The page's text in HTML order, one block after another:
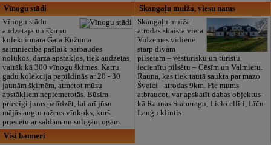
Vīnogu stādi
Vīnogu stādu
audzētāja un šķirņu
kolekcionāra Gata Kužuma
saimniecībā pašlaik pārbaudes
nolūkos, dārza apstākļos, tiek audzētas
vairāk kā 300 vīnogu škirnes. Katru
gadu kolekcija papildinās ar 20 - 30
jaunām šķirnēm, atmetot mūsu
apstākļiem nepiemerotās. Būsim
priecīgi jums palīdzēt, lai arī jūsu
mājās augtu ražens vīnkoks, kurš
priecētu ar saldām un sulīgām ogām.
Skangaļu muiža, viesu nams
Skangaļu muiža
atrodas skaistā vietā
Vidzemes vidienē
starp divām
pilsētām – vēsturisku un tūristu
iecienītu pilsētu – Cēsīm un Valmieru.
Rauna, kas tiek tautā saukta par mazo
Šveici –atrodas 9km. Pie mums
atbraucot, var apskatīt dabas objektus-
kā Raunas Staburagu, Lielo ellīti, Līču-
Lanģu klintis
Visi banneri